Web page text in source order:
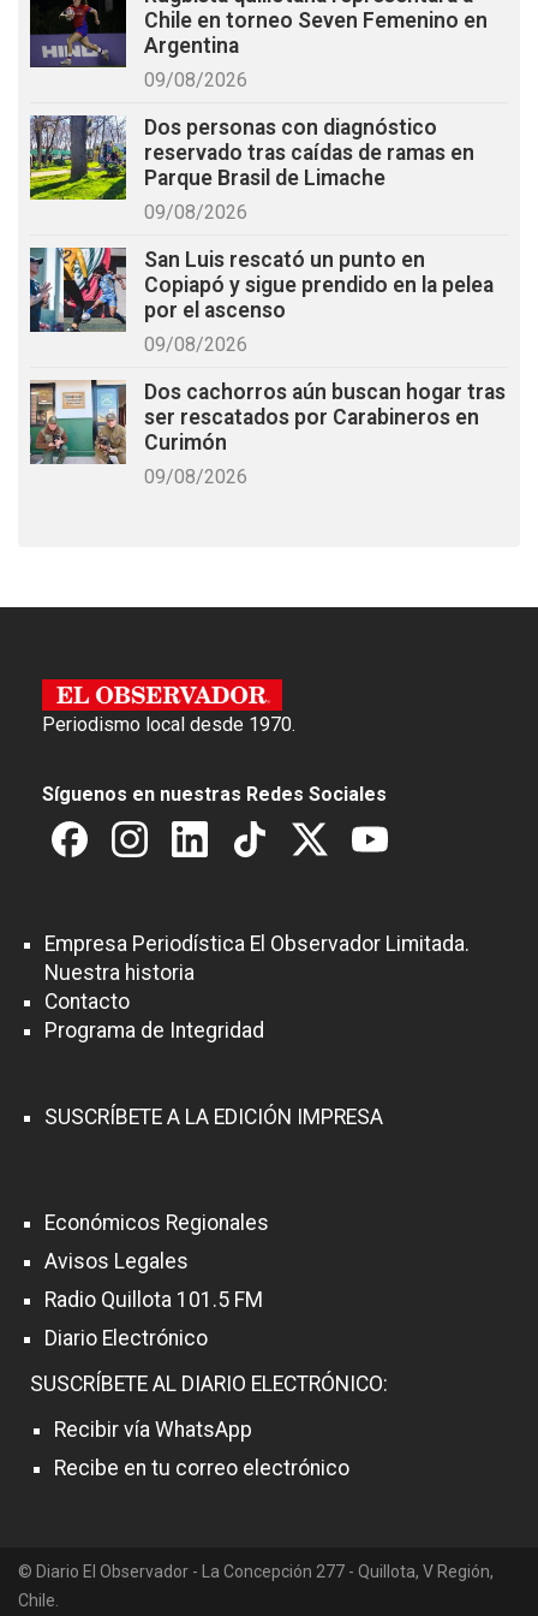
Chile en torneo Seven Femenino en
Argentina
09/08/2026
Dos personas con diagnóstico
reservado tras caídas de ramas en
Parque Brasil de Limache
09/08/2026
San Luis rescató un punto en
Copiapó y sigue prendido en la pelea
por el ascenso
09/08/2026
Dos cachorros aún buscan hogar tras
ser rescatados por Carabineros en
Curimón
09/08/2026
Periodismo local desde 1970.
Síguenos en nuestras Redes Sociales
Empresa Periodística El Observador Limitada.
Nuestra historia
Contacto
Programa de Integridad
SUSCRÍBETE A LA EDICIÓN IMPRESA
Económicos Regionales
Avisos Legales
Radio Quillota 101.5 FM
Diario Electrónico
SUSCRÍBETE AL DIARIO ELECTRÓNICO:
Recibir vía WhatsApp
Recibe en tu correo electrónico
© Diario El Observador - La Concepción 277 - Quillota, V Región,
Chile.